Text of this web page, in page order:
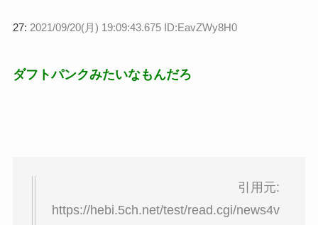
27: 2021/09/20(月) 19:09:43.675 ID:EavZWy8H0
ダフトパンクみたいなもんだろ
引用元:
https://hebi.5ch.net/test/read.cgi/news4v